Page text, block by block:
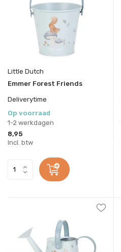
Little Dutch
Emmer Forest Friends
Deliverytime
Op voorraad
1-2 werkdagen
8,95
Incl. btw